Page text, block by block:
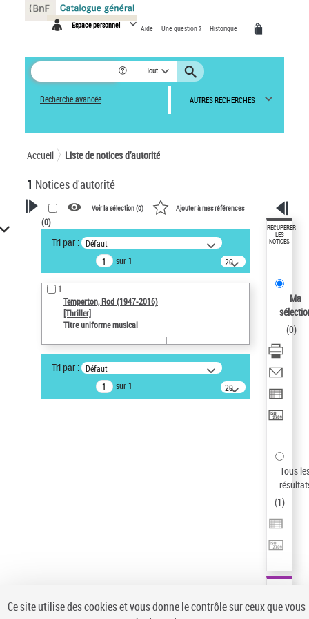
Espace personnel Aide Une question ? Historique
Tout
Recherche avancée AUTRES RECHERCHES
Accueil Liste de notices d’autorité
1 Notices d'autorité
VOTRE RECHERCHE
Recherche avancée dans les
notices d’autorité
Œuvres liées à l'auteur :
Temperton, Rod (1947-2016)
Auteur d’œuvre
Type de notice d'autorité
Titre uniforme musical
Voir la sélection (0) Ajouter à mes références
(0)
Tri par : Défaut
sur 1
20
résultats/page
1
Temperton, Rod (1947-2016)
[Thriller]
Titre uniforme musical
Tri par : Défaut
sur 1
20
résultats/page
RÉCUPÉRER
LES
NOTICES
Ma
(0)
Tous
(1)
Panneau de gestion des cookies
Ce site utilise des cookies et vous donne le contrôle sur ceux que vous